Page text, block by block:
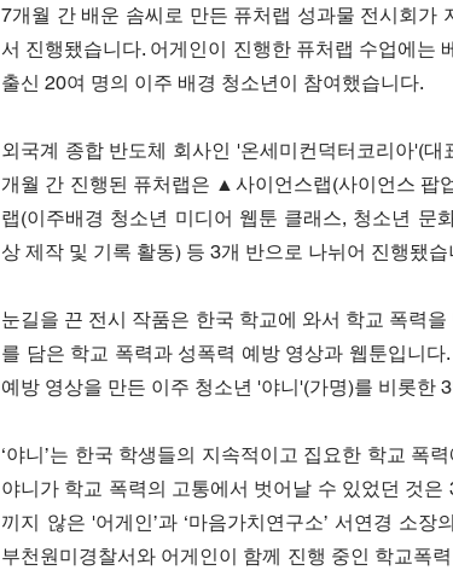
7개월 간 배운 솜씨로 만든 퓨처랩 성과물 전시회가
서 진행됐습니다. 어게인이 진행한 퓨처랩 수업에는
출신 20여 명의 이주 배경 청소년이 참여했습니다.
외국계 종합 반도체 회사인 '온세미컨덕터코리아'(
개월 간 진행된 퓨처랩은 ▲사이언스랩(사이언스 팝
랩(이주배경 청소년 미디어 웹툰 클래스, 청소년
상 제작 및 기록 활동) 등 3개 반으로 나뉘어 진행됐습
눈길을 끈 전시 작품은 한국 학교에 와서 학교 폭력
를 담은 학교 폭력과 성폭력 예방 영상과 웹툰입니
예방 영상을 만든 이주 청소년 '야니'(가명)를 비롯한
‘야니’는 한국 학생들의 지속적이고 집요한 학교 폭
야니가 학교 폭력의 고통에서 벗어날 수 있었던 것
끼지 않은 '어게인’과 ‘마음가치연구소’ 서연경 소
부천원미경찰서와 어게인이 함께 진행 중인 학교폭